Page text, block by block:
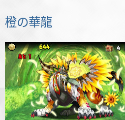
橙の華龍